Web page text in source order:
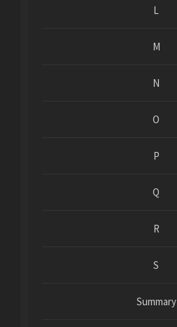
L
M
N
O
P
Q
R
S
Summary